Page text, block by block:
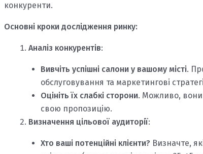
конкуренти.
Основні кроки дослідження ринку:
Аналіз конкурентів:
Вивчіть успішні салони у вашому місті.
обслуговування та маркетингові
Оцініть їх слабкі сторони. Можливо, вони
свою пропозицію.
Визначення цільової аудиторії:
Хто ваші потенційні клієнти? Визначте,